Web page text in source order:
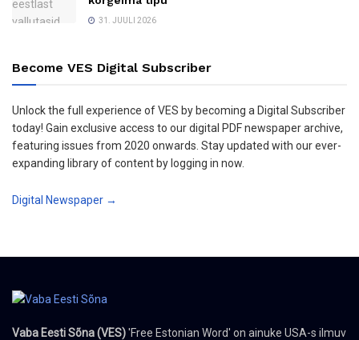
31. JUULI 2026
Become VES Digital Subscriber
Unlock the full experience of VES by becoming a Digital Subscriber
today! Gain exclusive access to our digital PDF newspaper archive,
featuring issues from 2020 onwards. Stay updated with our ever-
expanding library of content by logging in now.
Digital Newspaper →
Vaba Eesti Sõna (VES)'Free Estonian Word' on ainuke USA-s ilmuv